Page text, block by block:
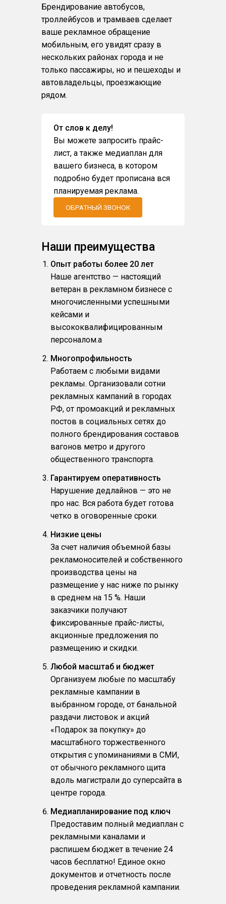
Брендирование автобусов,
троллейбусов и трамваев сделает
ваше рекламное обращение
мобильным, его увидят сразу в
нескольких районах города и не
только пассажиры, но и пешеходы и
автовладельцы, проезжающие
рядом.
От слов к делу!
Вы можете запросить прайс-
лист, а также медиаплан для
вашего бизнеса, в котором
подробно будет прописана вся
планируемая реклама.
ОБРАТНЫЙ ЗВОНОК
Наши преимущества
Опыт работы более 20 лет
Наше агентство — настоящий
ветеран в рекламном бизнесе с
многочисленными успешными
кейсами и
высококвалифицированным
персоналом.a
Многопрофильность
Работаем с любыми видами
рекламы. Организовали сотни
рекламных кампаний в городах
РФ, от промоакций и рекламных
постов в социальных сетях до
полного брендирования составов
вагонов метро и другого
общественного транспорта.
Гарантируем оперативность
Нарушение дедлайнов — это не
про нас. Вся работа будет готова
четко в оговоренные сроки.
Низкие цены
За счет наличия объемной базы
рекламоносителей и собственного
производства цены на
размещение у нас ниже по рынку
в среднем на 15 %. Наши
заказчики получают
фиксированные прайс-листы,
акционные предложения по
размещению и скидки.
Любой масштаб и бюджет
Организуем любые по масштабу
рекламные кампании в
выбранном городе, от банальной
раздачи листовок и акций
«Подарок за покупку» до
масштабного торжественного
открытия с упоминаниями в СМИ,
от обычного рекламного щита
вдоль магистрали до суперсайта в
центре города.
Медиапланирование под ключ
Предоставим полный медиаплан с
рекламными каналами и
распишем бюджет в течение 24
часов бесплатно! Единое окно
документов и отчетность после
проведения рекламной кампании.